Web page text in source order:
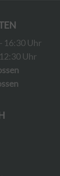
16:30 Uhr
Uhr